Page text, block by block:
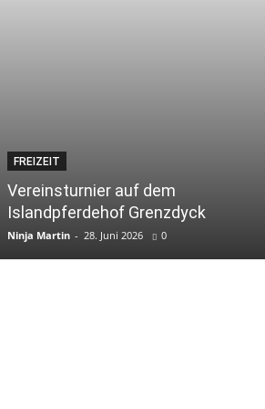
FREIZEIT
Vereinsturnier auf dem
Islandpferdehof Grenzdyck
Ninja Martin - 28. Juni 2026 0